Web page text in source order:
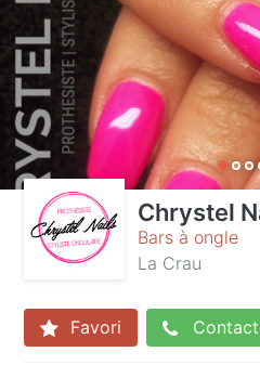
Chrystel
Bars à ongle
La Crau
Favori